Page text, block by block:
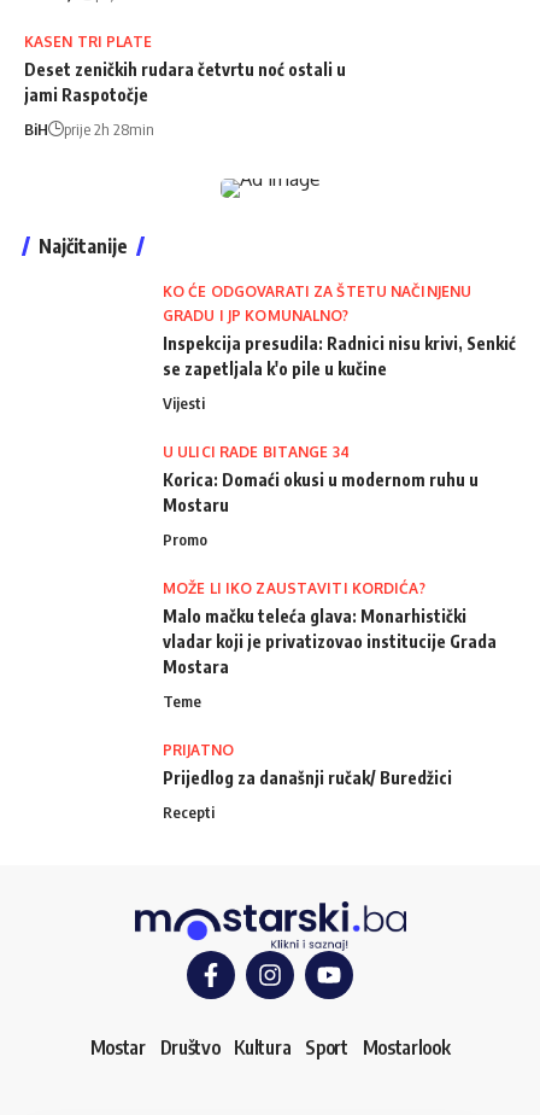
KASEN TRI PLATE
Deset zeničkih rudara četvrtu noć ostali u
jami Raspotočje
BiH prije 2h 28min
Najčitanije
KO ĆE ODGOVARATI ZA ŠTETU NAČINJENU
GRADU I JP KOMUNALNO?
Inspekcija presudila: Radnici nisu krivi, Senkić
se zapetljala k'o pile u kučine
Vijesti
U ULICI RADE BITANGE 34
Korica: Domaći okusi u modernom ruhu u
Mostaru
Promo
MOŽE LI IKO ZAUSTAVITI KORDIĆA?
Malo mačku teleća glava: Monarhistički
vladar koji je privatizovao institucije Grada
Mostara
Teme
PRIJATNO
Prijedlog za današnji ručak/ Buredžici
Recepti
Mostar Društvo Kultura Sport Mostarlook